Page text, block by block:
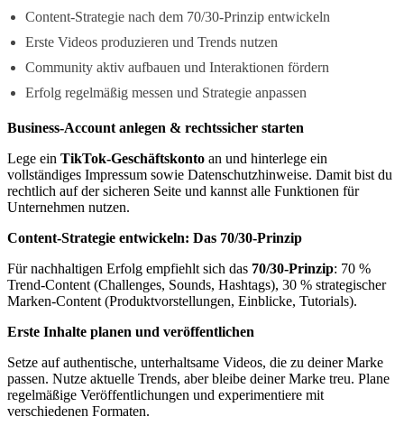
Content-Strategie nach dem 70/30-Prinzip entwickeln
Erste Videos produzieren und Trends nutzen
Community aktiv aufbauen und Interaktionen fördern
Erfolg regelmäßig messen und Strategie anpassen
Business-Account anlegen & rechtssicher starten
Lege ein TikTok-Geschäftskonto an und hinterlege ein
vollständiges Impressum sowie Datenschutzhinweise. Damit bist du
rechtlich auf der sicheren Seite und kannst alle Funktionen für
Unternehmen nutzen.
Content-Strategie entwickeln: Das 70/30-Prinzip
Für nachhaltigen Erfolg empfiehlt sich das 70/30-Prinzip: 70 %
Trend-Content (Challenges, Sounds, Hashtags), 30 % strategischer
Marken-Content (Produktvorstellungen, Einblicke, Tutorials).
Erste Inhalte planen und veröffentlichen
Setze auf authentische, unterhaltsame Videos, die zu deiner Marke
passen. Nutze aktuelle Trends, aber bleibe deiner Marke treu. Plane
regelmäßige Veröffentlichungen und experimentiere mit
verschiedenen Formaten.